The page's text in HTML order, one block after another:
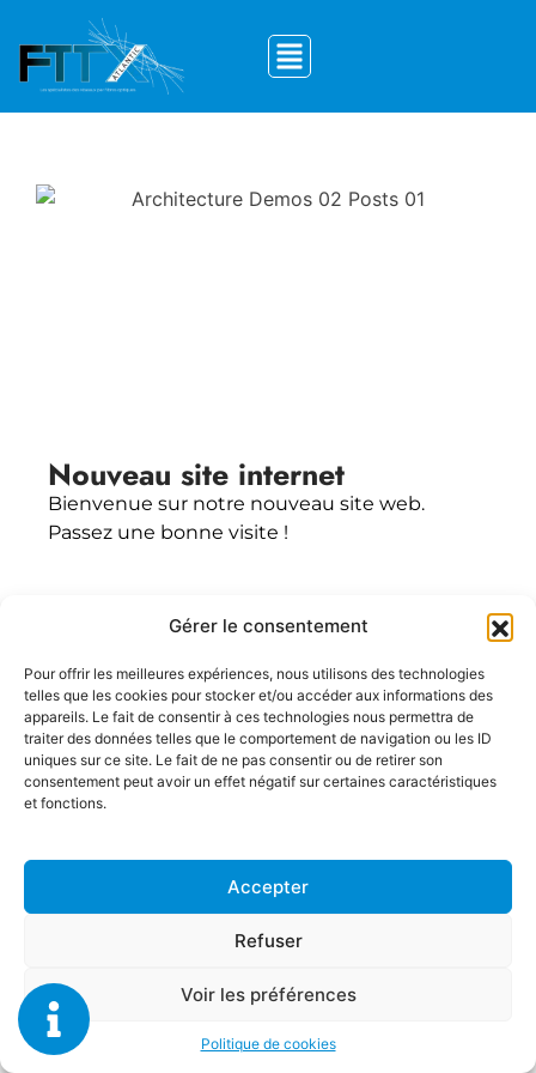
Gérer le consentement
Pour offrir les meilleures expériences, nous utilisons des technologies
telles que les cookies pour stocker et/ou accéder aux informations des
appareils. Le fait de consentir à ces technologies nous permettra de
traiter des données telles que le comportement de navigation ou les ID
uniques sur ce site. Le fait de ne pas consentir ou de retirer son
consentement peut avoir un effet négatif sur certaines caractéristiques
et fonctions.
Accepter
Refuser
Voir les préférences
Politique de cookies
Nouveau site internet
Bienvenue sur notre nouveau site web.
Passez une bonne visite !
Menu
Accueil
Prestations
Réalisations
FTTX ATLANTIC
Mentions légales